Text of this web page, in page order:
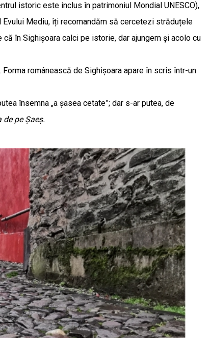
istoric este inclus în patrimoniul Mondial UNESCO),
Mediu, îți recomandăm să cercetezi străduțele
în Sighișoara calci pe istorie, dar ajungem și acolo cu
Forma românească de Sighișoara apare în scris într-un
însemna „a șasea cetate”; dar s-ar putea, de
de pe Şaeş.